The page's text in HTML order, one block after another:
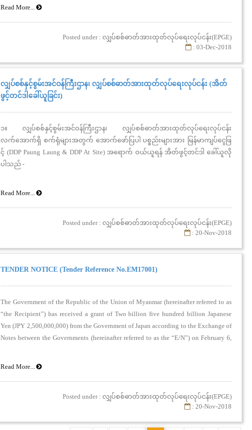
Read More...
Posted under : လျှပ်စစ်ဓာတ်အားထုတ်လုပ်ရေးလုပ်ငန်း(EPGE)
: 03-Dec-2018
လျှပ်စစ်နှင့်စွမ်းအင်ဝန်ကြီးဌာန၊ လျှပ်စစ်ဓာတ်အားထုတ်လုပ်ရေးလုပ်ငန်း (အိတ်
ဖွင့်တင်ဒါခေါ်ယူခြင်း)
၁။ လျှပ်စစ်နှင့်စွမ်းအင်ဝန်ကြီးဌာန၊ လျှပ်စစ်ဓာတ်အားထုတ်လုပ်ရေးလုပ်ငန်း
လက်အောက်ရှိ စက်ရုံများအတွက် အောက်ဖော်ပြပါ ပစ္စည်းများအား မြန်မာကျပ်ငွေဖြ
င့် (DDP Paung Laung & DDP At Site) အရောက် ဝယ်ယူရန် အိတ်ဖွင့်တင်ဒါ ခေါ်ယူလို
ပါသည် -
Read More...
Posted under : လျှပ်စစ်ဓာတ်အားထုတ်လုပ်ရေးလုပ်ငန်း(EPGE)
: 20-Nov-2018
TENDER NOTICE (Tender Reference No.EM17001)
The Government of the Republic of the Union of Myanmar (hereinafter referred to as
“the Recipient”) has received a grant of Two billion five hundred billion Japanese
Yen (JPY 2,500,000,000) from the Government of Japan according to the Exchange of
Notes between the Governments (hereinafter referred to as the “E/N”) on February 6,
Read More...
Posted under : လျှပ်စစ်ဓာတ်အားထုတ်လုပ်ရေးလုပ်ငန်း(EPGE)
: 20-Nov-2018